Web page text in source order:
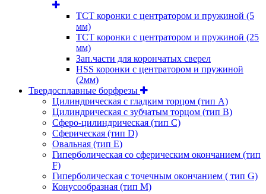
ТСТ коронки с центратором и пружиной (5
мм)
ТСТ коронки с центратором и пружиной (25
мм)
Зап.части для корончатых сверел
HSS коронки с центратором и пружиной
(2мм)
Твердосплавные борфрезы
Цилиндрическая с гладким торцом (тип А)
Цилиндрическая с зубчатым торцом (тип В)
Сферо-цилиндрическая (тип С)
Сферическая (тип D)
Овальная (тип Е)
Гиперболическая со сферическим окончанием (тип
F)
Гиперболическая с точечным окончанием ( тип G)
Конусообразная (тип М)